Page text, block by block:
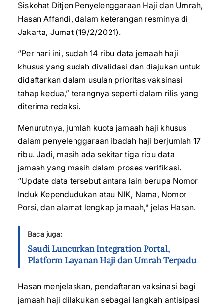
Siskohat Ditjen Penyelenggaraan Haji dan Umrah,
Hasan Affandi, dalam keterangan resminya di
Jakarta, Jumat (19/2/2021).
“Per hari ini, sudah 14 ribu data jemaah haji
khusus yang sudah divalidasi dan diajukan untuk
didaftarkan dalam usulan prioritas vaksinasi
tahap kedua,” terangnya seperti dalam rilis yang
diterima redaksi.
Menurutnya, jumlah kuota jamaah haji khusus
dalam penyelenggaraan ibadah haji berjumlah 17
ribu. Jadi, masih ada sekitar tiga ribu data
jamaah yang masih dalam proses verifikasi.
“Update data tersebut antara lain berupa Nomor
Induk Kependudukan atau NIK, Nama, Nomor
Porsi, dan alamat lengkap jamaah,” jelas Hasan.
Baca juga:
Saudi Luncurkan Integration Portal,
Platform Layanan Haji dan Umrah Terpadu
Hasan menjelaskan, pendaftaran vaksinasi bagi
jamaah haji dilakukan sebagai langkah antisipasi